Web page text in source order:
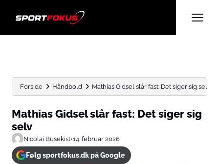
Forside Håndbold Mathias Gidsel slår fast: Det siger sig selv
Mathias Gidsel slår fast: Det siger sig
selv
Nicolai Busekist•14. februar 2026
Følg sportfokus.dk på Google